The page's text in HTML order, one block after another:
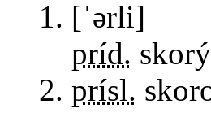
[ˈərli]
príd. skorý
prísl.